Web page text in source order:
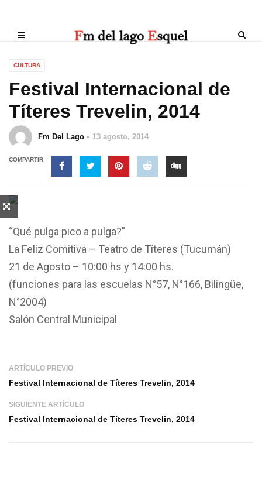
CULTURA
Festival Internacional de
Títeres Trevelin, 2014
Fm Del Lago 13 agosto, 2014
COMPARTIR
“Qué pulga pico a pulga?”
La Feliz Comitiva – Teatro de Títeres (Tucumán)
21 de Agosto – 10:00 hs y 14:00 hs.
(funciones para las escuelas N°57, N°166, Bilingüe,
N°2004)
Salón Central Municipal
ARTÍCULO PREVIO
Festival Internacional de Títeres Trevelin, 2014
SIGUIENTE ARTÍCULO
Festival Internacional de Títeres Trevelin, 2014